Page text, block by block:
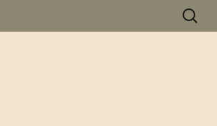
im
Suchen
nach: